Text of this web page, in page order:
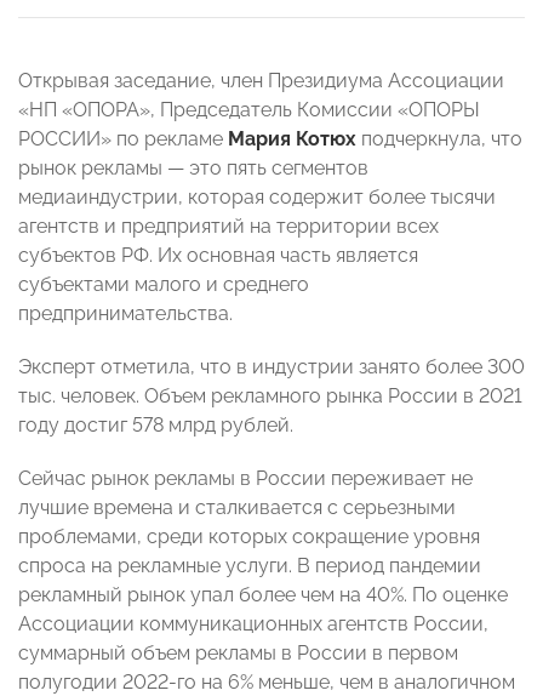
Открывая заседание, член Президиума Ассоциации
«НП «ОПОРА», Председатель Комиссии «ОПОРЫ
РОССИИ» по рекламе Мария Котюх подчеркнула, что
рынок рекламы — это пять сегментов
медиаиндустрии, которая содержит более тысячи
агентств и предприятий на территории всех
субъектов РФ. Их основная часть является
субъектами малого и среднего
предпринимательства.
Эксперт отметила, что в индустрии занято более 300
тыс. человек. Объем рекламного рынка России в 2021
году достиг 578 млрд рублей.
Сейчас рынок рекламы в России переживает не
лучшие времена и сталкивается с серьезными
проблемами, среди которых сокращение уровня
спроса на рекламные услуги. В период пандемии
рекламный рынок упал более чем на 40%. По оценке
Ассоциации коммуникационных агентств России,
суммарный объем рекламы в России в первом
полугодии 2022-го на 6% меньше, чем в аналогичном